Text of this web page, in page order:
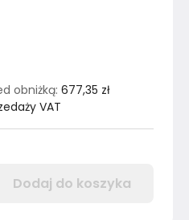
obniżką: 677,35 zł
VAT
Dodaj do koszyka